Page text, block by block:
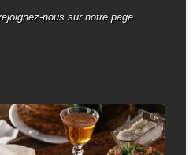
nous sur notre page